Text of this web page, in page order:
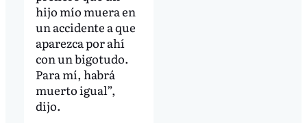
hijo mío muera en
un accidente a que
aparezca por ahí
con un bigotudo.
Para mí, habrá
muerto igual”,
dijo.